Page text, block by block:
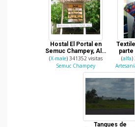
Hostal El Portal en
Semuc Champey, Alta
Verapaz
(X-male) 341352 visitas
Semuc Champey
(alfa)
Tanques de